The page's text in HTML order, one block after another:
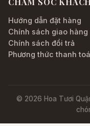
Hướng dẫn đặt hàng
Chính sách giao hàng
Chính sách đổi trả
Phương thức thanh
© 2026 Hoa Tươi